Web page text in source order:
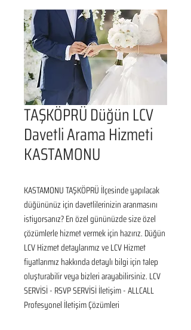
TAŞKÖPRÜ Düğün LCV
Davetli Arama Hizmeti
KASTAMONU
KASTAMONU TAŞKÖPRÜ İlçesinde yapılacak
düğününüz için davetlilerinizin aranmasını
istiyorsanız? En özel gününüzde size özel
çözümlerle hizmet vermek için hazırız. Düğün
LCV Hizmet detaylarımız ve LCV Hizmet
fiyatlarımız hakkında detaylı bilgi için talep
oluşturabilir veya bizleri arayabilirsiniz. LCV
SERVİSİ - RSVP SERVİSİ İletişim - ALLCALL
Profesyonel İletişim Çözümleri